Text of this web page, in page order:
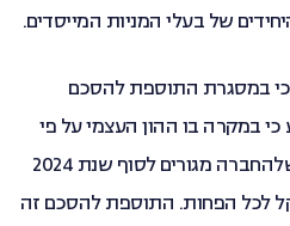
של בעלי המניות המייסדים.
במסגרת התוספת להסכם
במקרה בו ההון העצמי על פי
הדוחות הכספיים המבוקרים שלהחברה מגורים לסוף שנת 2024
45 מיליון שקל לכל הפחות. התוספת להסכם זה